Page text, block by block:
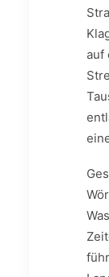
auf